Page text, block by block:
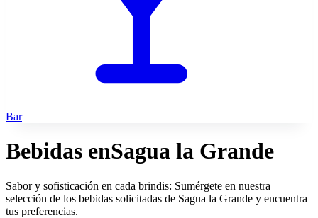
Bar
Bebidas enSagua la Grande
Sabor y sofisticación en cada brindis: Sumérgete en nuestra
selección de los bebidas solicitadas de Sagua la Grande y encuentra
tus preferencias.